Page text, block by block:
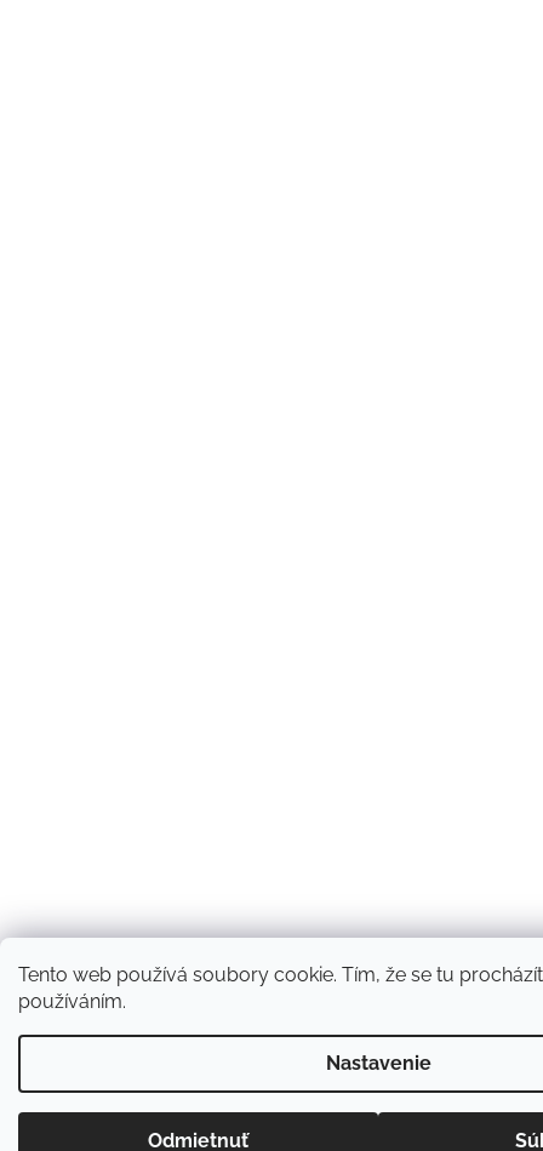
Tento web používá soubory cookie. Tím, že se tu
používáním.
Nastavenie
Odmietnuť